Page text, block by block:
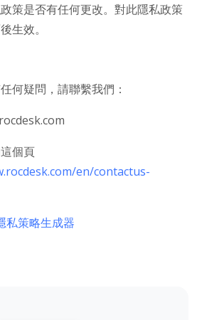
策是否有任何更改。對此隱私政策
生效。
何疑問，請聯繫我們：
個頁
en/contactus-
私策略生成器